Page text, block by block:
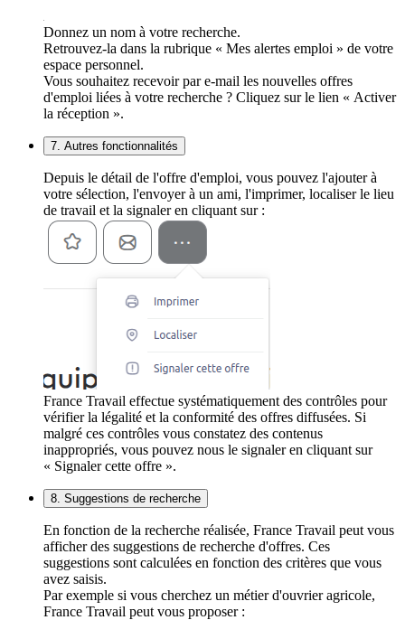
Donnez un nom à votre recherche.
Retrouvez-la dans la rubrique « Mes alertes emploi » de votre
espace personnel.
Vous souhaitez recevoir par e-mail les nouvelles offres
d'emploi liées à votre recherche ? Cliquez sur le lien « Activer
la réception ».
7. Autres fonctionnalités
Depuis le détail de l'offre d'emploi, vous pouvez l'ajouter à
votre sélection, l'envoyer à un ami, l'imprimer, localiser le lieu
de travail et la signaler en cliquant sur :
France Travail effectue systématiquement des contrôles pour
vérifier la légalité et la conformité des offres diffusées. Si
malgré ces contrôles vous constatez des contenus
inappropriés, vous pouvez nous le signaler en cliquant sur
« Signaler cette offre ».
8. Suggestions de recherche
En fonction de la recherche réalisée, France Travail peut vous
afficher des suggestions de recherche d'offres. Ces
suggestions sont calculées en fonction des critères que vous
avez saisis.
Par exemple si vous cherchez un métier d'ouvrier agricole,
France Travail peut vous proposer :